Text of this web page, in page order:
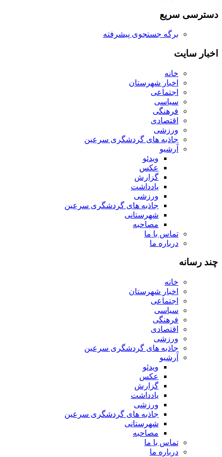
دسترسی سریع
برگه جستجوی پیشرفته
اخبار سایت
خانه
اخبار شهرستان
اجتماعی
سیاسی
فرهنگی
اقتصادی
ورزشی
جاذبه های گردشگری سرعین
آرشیو
ویدئو
عکس
گزارش
یادداشت
ورزشی
جاذبه های گردشگری سرعین
شهرستانی
مصاحبه
تماس با ما
درباره ما
چند رسانه
خانه
اخبار شهرستان
اجتماعی
سیاسی
فرهنگی
اقتصادی
ورزشی
جاذبه های گردشگری سرعین
آرشیو
ویدئو
عکس
گزارش
یادداشت
ورزشی
جاذبه های گردشگری سرعین
شهرستانی
مصاحبه
تماس با ما
درباره ما